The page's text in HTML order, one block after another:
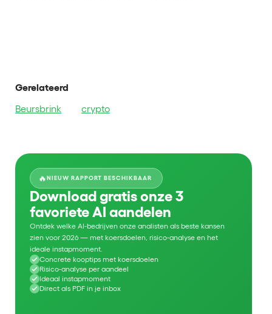
Gerelateerd
Beursbrink
crypto
🔥NIEUW RAPPORT BESCHIKBAAR
Download gratis onze 3
favoriete AI aandelen
Ontdek welke AI-bedrijven onze analisten als beste kansen
zien voor 2026 — met koersdoelen, risico-analyse en het
ideale instapmoment.
Concrete kooptips met koersdoelen
Risico-analyse per aandeel
Ideaal instapmoment
Direct als PDF in je inbox